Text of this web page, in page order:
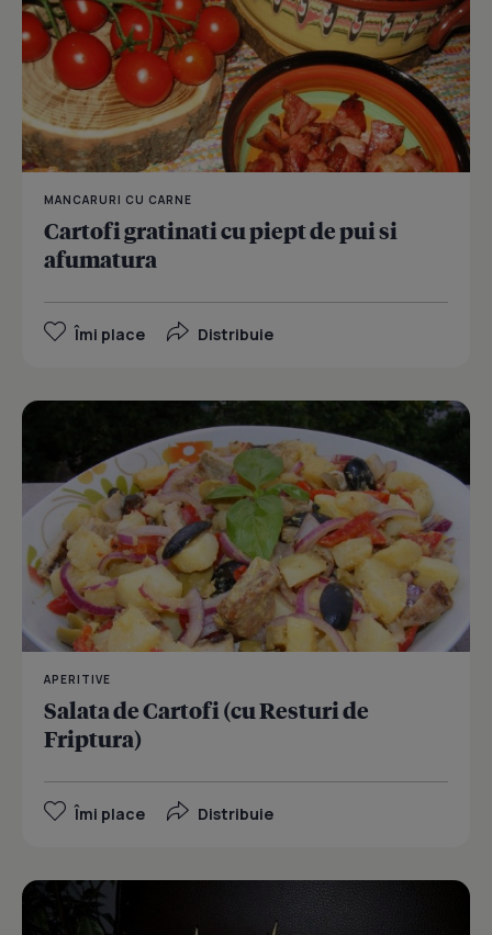
MANCARURI CU CARNE
Cartofi gratinati cu piept de pui si
afumatura
Îmi place Distribuie
APERITIVE
Salata de Cartofi (cu Resturi de
Friptura)
Îmi place Distribuie